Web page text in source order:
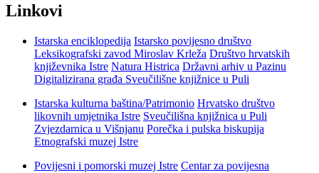
Linkovi
Istarska enciklopedija Istarsko povijesno društvo
Leksikografski zavod Miroslav Krleža Društvo hrvatskih
književnika Istre Natura Histrica Državni arhiv u Pazinu
Digitalizirana građa Sveučilišne knjižnice u Puli
Istarska kulturna baština/Patrimonio Hrvatsko društvo
likovnih umjetnika Istre Sveučilišna knjižnica u Puli
Zvjezdarnica u Višnjanu Porečka i pulska biskupija
Etnografski muzej Istre
Povijesni i pomorski muzej Istre Centar za povijesna